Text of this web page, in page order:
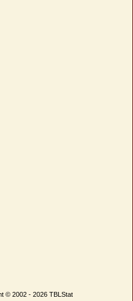
© 2002 - 2026 TBLStat